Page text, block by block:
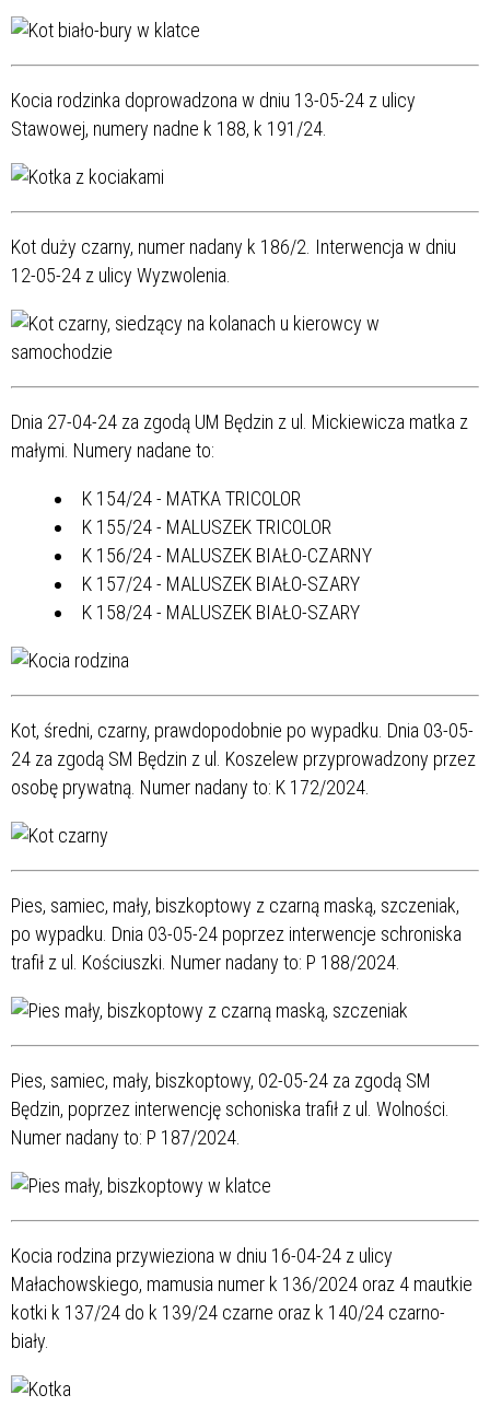
Kocia rodzinka doprowadzona w dniu 13-05-24 z ulicy
Stawowej, numery nadne k 188, k 191/24.
Kot duży czarny, numer nadany k 186/2. Interwencja w dniu
12-05-24 z ulicy Wyzwolenia.
Dnia 27-04-24 za zgodą UM Będzin z ul. Mickiewicza matka z
małymi. Numery nadane to:
K 154/24 - MATKA TRICOLOR
K 155/24 - MALUSZEK TRICOLOR
K 156/24 - MALUSZEK BIAŁO-CZARNY
K 157/24 - MALUSZEK BIAŁO-SZARY
K 158/24 - MALUSZEK BIAŁO-SZARY
Kot, średni, czarny, prawdopodobnie po wypadku. Dnia 03-05-
24 za zgodą SM Będzin z ul. Koszelew przyprowadzony przez
osobę prywatną. Numer nadany to: K 172/2024.
Pies, samiec, mały, biszkoptowy z czarną maską, szczeniak,
po wypadku. Dnia 03-05-24 poprzez interwencje schroniska
trafił z ul. Kościuszki. Numer nadany to: P 188/2024.
Pies, samiec, mały, biszkoptowy, 02-05-24 za zgodą SM
Będzin, poprzez interwencję schoniska trafił z ul. Wolności.
Numer nadany to: P 187/2024.
Kocia rodzina przywieziona w dniu 16-04-24 z ulicy
Małachowskiego, mamusia numer k 136/2024 oraz 4 mautkie
kotki k 137/24 do k 139/24 czarne oraz k 140/24 czarno-
biały.